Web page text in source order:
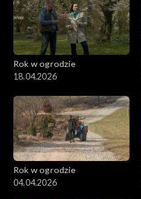
Rok w ogrodzie
18.04.2026
Rok w ogrodzie
04.04.2026